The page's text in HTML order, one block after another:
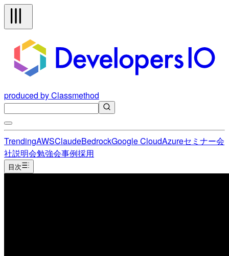
produced by Classmethod
TrendingAWSClaudeBedrockGoogle CloudAzureセミナー会
社説明会勉強会事例採用
目次